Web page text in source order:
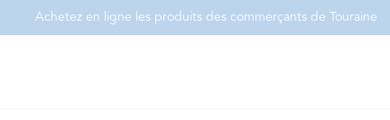
Achetez en ligne les produits des commerçants de Touraine